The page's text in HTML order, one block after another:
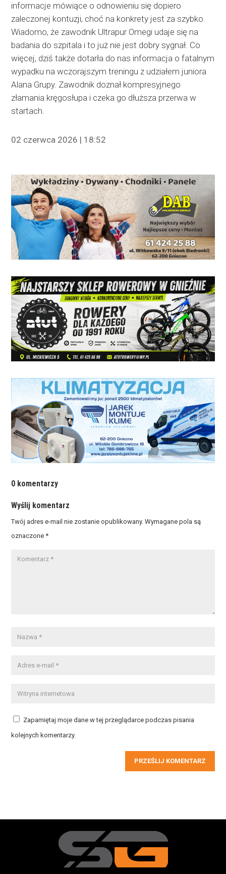
informacje mówiące o odnowieniu się dopiero
zaleczonej kontuzji, choć na konkrety jest za szybko.
Wiadomo, że zawodnik Ultrapur Omegi udaje się na
badania do szpitala i to już nie jest dobry sygnał. Co
więcej, dziś także dotarła do nas informacja o fatalnym
wypadku na wczorajszym treningu z udziałem juniora
Alana Grupy. Zawodnik doznał kompresyjnego
złamania kręgosłupa i czeka go dłuższa przerwa w
startach.
02 czerwca 2026 | 18:52
0 komentarzy
Wyślij komentarz
Twój adres e-mail nie zostanie opublikowany. Wymagane pola są
oznaczone*
Zapamiętaj moje dane w tej przeglądarce podczas pisania
kolejnych komentarzy.
PRZEŚLIJ KOMENTARZ